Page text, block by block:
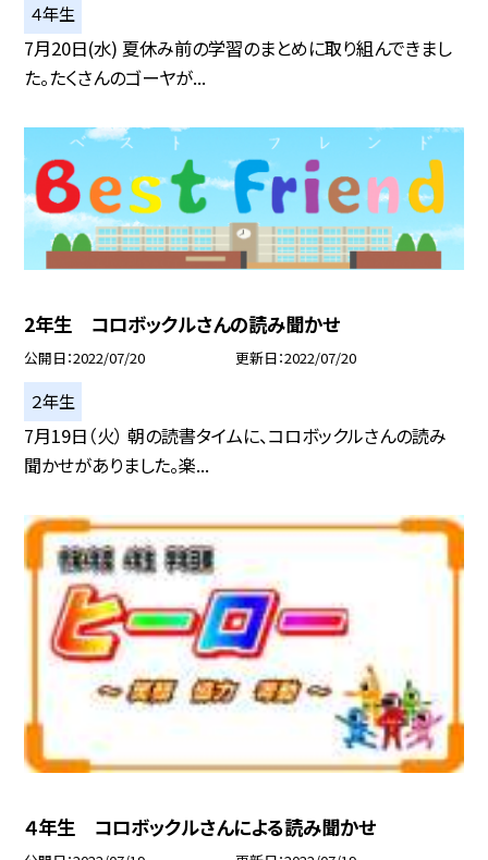
４年生
7月20日(水) 夏休み前の学習のまとめに取り組んできまし
た。たくさんのゴーヤが...
2年生 コロボックルさんの読み聞かせ
公開日 2022/07/20 更新日 2022/07/20
２年生
7月19日（火） 朝の読書タイムに、コロボックルさんの読み
聞かせがありました。楽...
４年生 コロボックルさんによる読み聞かせ